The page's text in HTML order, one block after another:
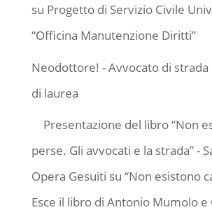
su Progetto di Servizio Civile
“Officina Manutenzione Diritti”
Neodottore! - Avvocato di strada
di laurea
Presentazione del libro “Non
perse. Gli avvocati e la strada” -
Opera Gesuiti su “Non esistono
Esce il libro di Antonio Mumolo e